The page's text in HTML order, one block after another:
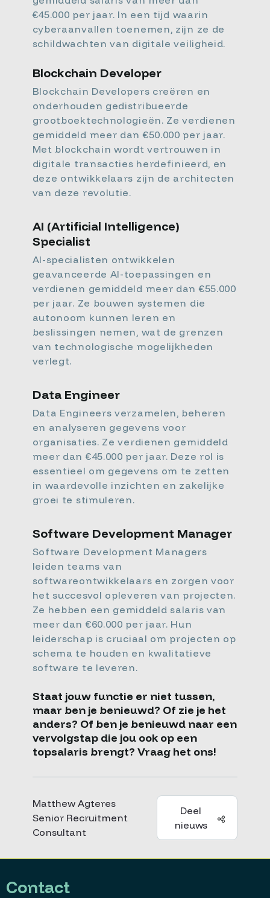
€45.000 per jaar. In een tijd waarin
cyberaanvallen toenemen, zijn ze de
schildwachten van digitale veiligheid.
Blockchain Developer
Blockchain Developers creëren en
onderhouden gedistribueerde
grootboektechnologieën. Ze verdienen
gemiddeld meer dan €50.000 per jaar.
Met blockchain wordt vertrouwen in
digitale transacties herdefinieerd, en
deze ontwikkelaars zijn de architecten
van deze revolutie.
AI (Artificial Intelligence)
Specialist
AI-specialisten ontwikkelen
geavanceerde AI-toepassingen en
verdienen gemiddeld meer dan €55.000
per jaar. Ze bouwen systemen die
autonoom kunnen leren en
beslissingen nemen, wat de grenzen
van technologische mogelijkheden
verlegt.
Data Engineer
Data Engineers verzamelen, beheren
en analyseren gegevens voor
organisaties. Ze verdienen gemiddeld
meer dan €45.000 per jaar. Deze rol is
essentieel om gegevens om te zetten
in waardevolle inzichten en zakelijke
groei te stimuleren.
Software Development Manager
Software Development Managers
leiden teams van
softwareontwikkelaars en zorgen voor
het succesvol opleveren van projecten.
Ze hebben een gemiddeld salaris van
meer dan €60.000 per jaar. Hun
leiderschap is cruciaal om projecten op
schema te houden en kwalitatieve
software te leveren.
Staat jouw functie er niet tussen,
maar ben je benieuwd? Of zie je het
anders? Of ben je benieuwd naar een
vervolgstap die jou ook op een
topsalaris brengt? Vraag het ons!
Matthew Agteres
Senior Recruitment
Consultant
Deel
nieuws
Contact